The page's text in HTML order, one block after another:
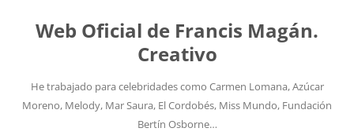
contenido
Web Oficial de Francis Magán.
Creativo
He trabajado para celebridades como Carmen Lomana, Azúcar
Moreno, Melody, Mar Saura, El Cordobés, Miss Mundo, Fundación
Bertín Osborne…